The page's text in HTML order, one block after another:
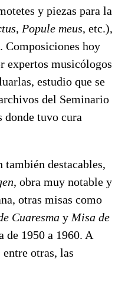
y piezas para la
, Popule meus, etc.),
Composiciones hoy
expertos musicólogos
estudio que se
del Seminario
tuvo cura
también destacables,
, obra muy notable y
otras misas como
Cuaresma y Misa de
de 1950 a 1960. A
entre otras, las